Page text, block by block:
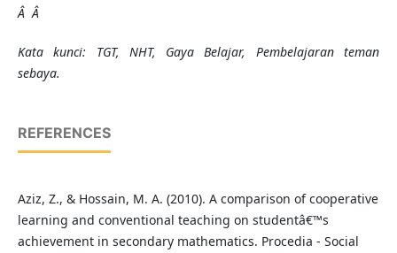
Â Â
Kata kunci:
TGT, NHT, Gaya Belajar, Pembelajaran teman
sebaya.
REFERENCES
Aziz, Z., & Hossain, M. A. (2010). A comparison of cooperative
learning and conventional teaching on studentâ€™s
achievement in secondary mathematics. Procedia - Social